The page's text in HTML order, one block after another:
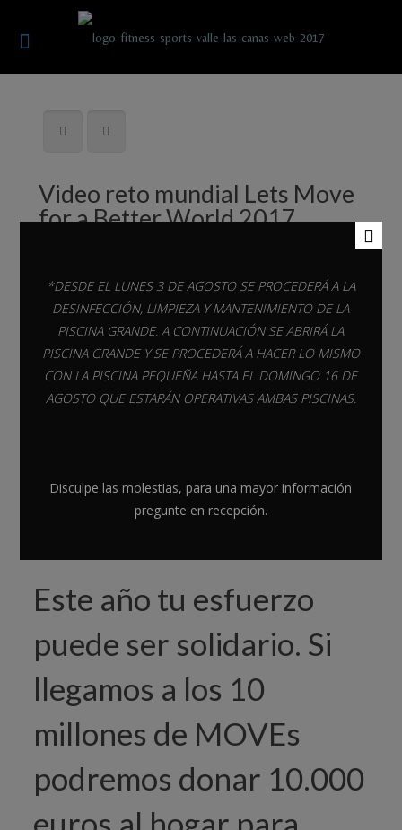
Video reto mundial Lets Move
for a Better World 2017
#letsmove #letsmoveforabetterworld
Video del reto mundial esta tarde en
Fitness Sports Valle de las Cañas
construyendo un mundo más saludable
y España, está liderando el reto junto a
Este año tu esfuerzo
puede ser solidario. Si
llegamos a los 10
millones de MOVEs
podremos donar 10.000
*DESDE EL LUNES 3 DE AGOSTO SE PROCEDERÁ A LA
DESINFECCIÓN, LIMPIEZA Y MANTENIMIENTO DE LA
PISCINA GRANDE. A CONTINUACIÓN SE ABRIRÁ LA
PISCINA GRANDE Y SE PROCEDERÁ A HACER LO MISMO
CON LA PISCINA PEQUEÑA HASTA EL DOMINGO 16 DE
AGOSTO QUE ESTARÁN OPERATIVAS AMBAS PISCINAS.
Disculpe las molestias, para una mayor información
pregunte en recepción.